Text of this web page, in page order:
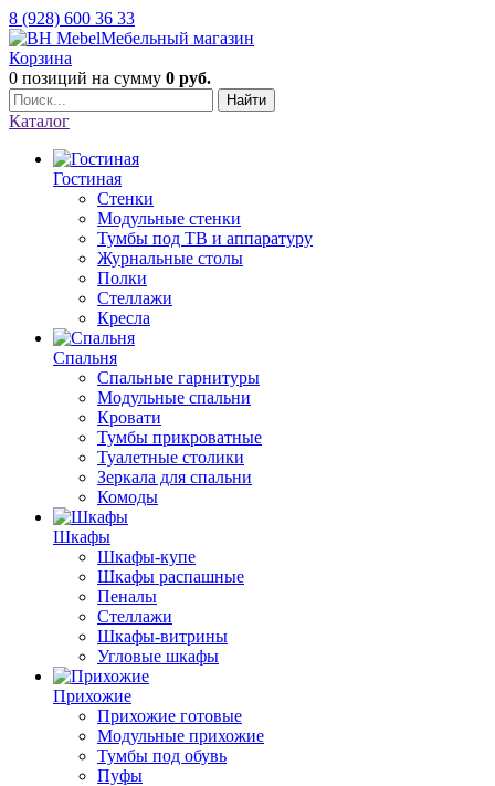
8 (928) 600 36 33
Мебельный магазин
Корзина
0 позиций на сумму 0 руб.
Найти
Каталог
Гостиная
Стенки
Модульные стенки
Тумбы под ТВ и аппаратуру
Журнальные столы
Полки
Стеллажи
Кресла
Спальня
Спальные гарнитуры
Модульные спальни
Кровати
Тумбы прикроватные
Туалетные столики
Зеркала для спальни
Комоды
Шкафы
Шкафы-купе
Шкафы распашные
Пеналы
Стеллажи
Шкафы-витрины
Угловые шкафы
Прихожие
Прихожие готовые
Модульные прихожие
Тумбы под обувь
Пуфы